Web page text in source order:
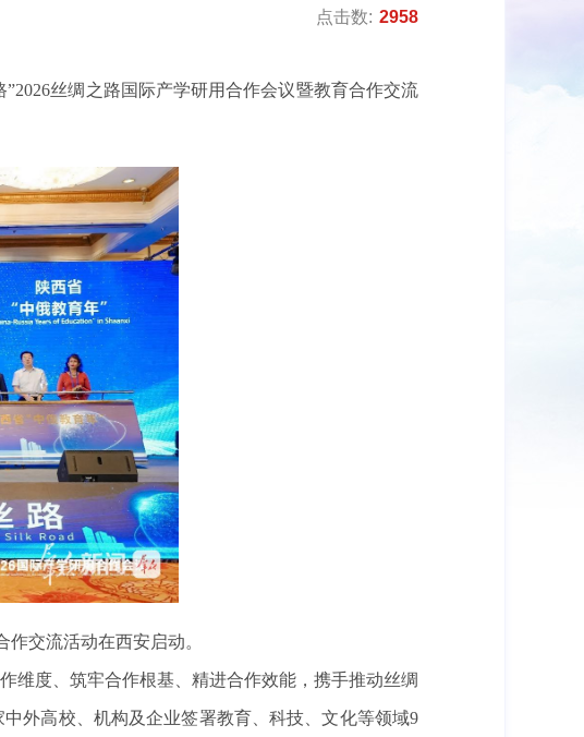
点击数: 2958
丝绸之路国际产学研用合作会议暨教育合作交流
交流活动在西安启动。
维度、筑牢合作根基、精进合作效能，携手推动丝绸
外高校、机构及企业签署教育、科技、文化等领域9